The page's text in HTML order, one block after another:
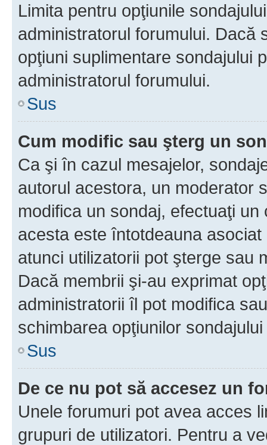
Limita pentru opţiunile
administratorul forumului. Dacă
opţiuni suplimentare sondajului
administratorul forumului.
Sus
Cum modific sau şterg un
Ca şi în cazul mesajelor,
autorul acestora, un moderator
modifica un sondaj, efectuaţi
acesta este întotdeauna
atunci utilizatorii pot şterge sau
Dacă membrii şi-au exprimat
administratorii îl pot modifica
schimbarea opţiunilor
Sus
De ce nu pot să accesez un
Unele forumuri pot avea acces
grupuri de utilizatori. Pentru a